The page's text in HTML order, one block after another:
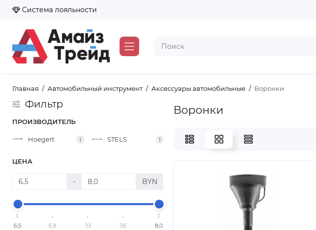
Система лояльности
Главная Автомобильный инструмент Аксессуары автомобильные Воронки
Фильтр
ПРОИЗВОДИТЕЛЬ
Hoegert 1 STELS 1
ЦЕНА
- BYN
6,5 6,9 7,3 7,6 8,0
Воронки